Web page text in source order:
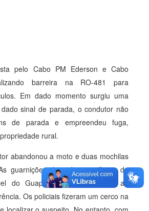
pelo Cabo PM Ederson e Cabo
barreira na RO-481 para
Em dado momento surgiu uma
sinal de parada, o condutor não
de parada e empreendeu fuga,
rural.
abandonou a moto e duas mochilas
guarnições de radio patrulha e do
do Guaporé prestaram apoio ao
Os policiais fizeram um cerco na